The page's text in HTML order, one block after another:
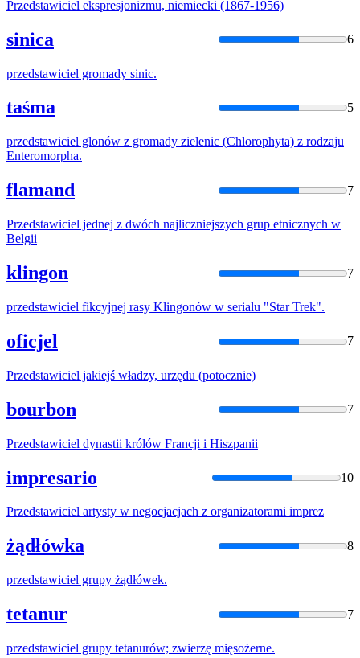
Przedstawiciel ekspresjonizmu, niemiecki (1867-1956)
sinica 6
przedstawiciel gromady sinic.
taśma 5
przedstawiciel glonów z gromady zielenic (Chlorophyta) z rodzaju
Enteromorpha.
flamand 7
Przedstawiciel jednej z dwóch najliczniejszych grup etnicznych w
Belgii
klingon 7
przedstawiciel fikcyjnej rasy Klingonów w serialu "Star Trek".
oficjel 7
Przedstawiciel jakiejś władzy, urzędu (potocznie)
bourbon 7
Przedstawiciel dynastii królów Francji i Hiszpanii
impresario 10
Przedstawiciel artysty w negocjacjach z organizatorami imprez
żądłówka 8
przedstawiciel grupy żądłówek.
tetanur 7
przedstawiciel grupy tetanurów; zwierzę mięsożerne.